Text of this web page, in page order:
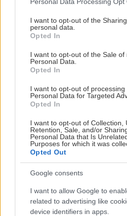
not limited to your visit or usage
grant or deny consent to Google
use your data for below specified
consent section.
I want to opt-out of the
personal data.
Opted In
I want to opt-out of the Sale of
Personal Data.
Opted In
I want to opt-out of processing
Personal Data for Targeted
Opted In
I want to opt-out of Collection,
Retention, Sale, and/or
Personal Data that Is
Purposes for which it was
Opted Out
Google consents
I want to allow Google to
related to advertising like
device identifiers in apps.
ΘΕΑΤΡΟ ΠΟΡΕΙΑ
www.poreiatheatre.com
Πλατεία Βικτωρίας